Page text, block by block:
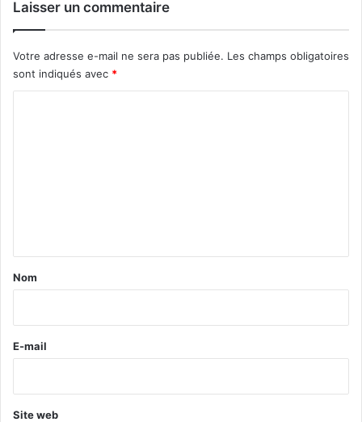
Laisser un commentaire
Votre adresse e-mail ne sera pas publiée. Les champs obligatoires
sont indiqués avec *
a
e
Nom
E-mail
Site web